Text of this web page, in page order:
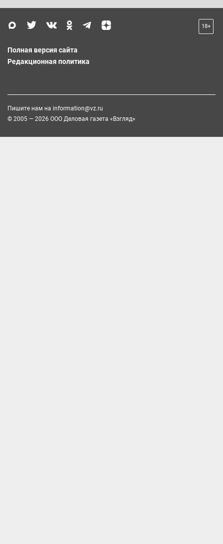
18+
Полная версия сайта
Редакционная политика
Пишите нам на information@vz.ru
© 2005 — 2026 ООО Деловая газета «Взгляд»